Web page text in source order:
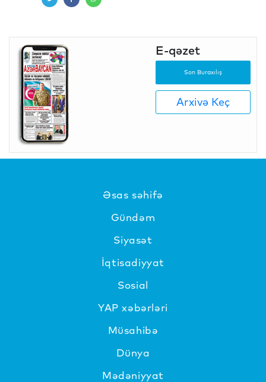
E-qəzet
Son Buraxılış
Arxivə Keç
Əsas səhifə
Gündəm
Siyasət
İqtisadiyyat
Sosial
YAP xəbərləri
Müsahibə
Dünya
Mədəniyyat